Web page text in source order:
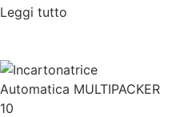
Leggi tutto